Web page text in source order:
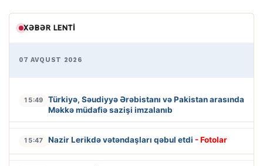
XƏBƏR LENTI
07 AVQUST 2026
15:49
Türkiyə, Səudiyyə Ərəbistanı və Pakistan arasında
Məkkə müdafiə sazişi imzalanıb
15:47 Nazir Lerikdə vətəndaşları qəbul etdi - Fotolar